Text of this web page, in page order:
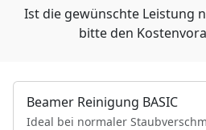
Ist die gewünschte Leistung
bitte den
Beamer Reinigung BASIC
Ideal bei normaler